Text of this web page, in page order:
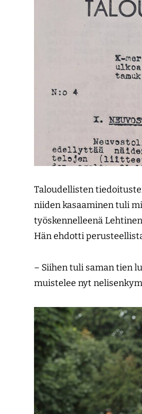
Taloudellisten
niiden kasaaminen tuli
työskennelleenä
Hän ehdotti
– Siihen tuli saman tien
muistelee nyt